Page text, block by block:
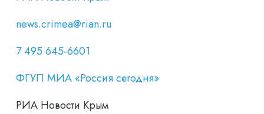
news.crimea@rian.ru
7 495 645-6601
ФГУП МИА «Россия сегодня»
РИА Новости Крым